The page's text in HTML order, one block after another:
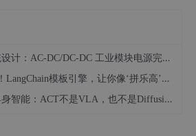
AC-DC/DC-DC 工业模块电源完整选型方案
模板引擎，让你像‘拼乐高’一样开发AI应用
不是VLA，也不是Diffusion：动作块究竟怎么生成？